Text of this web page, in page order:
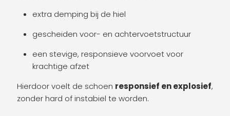
extra demping bij de hiel
gescheiden voor- en achtervoetstructuur
een stevige, responsieve voorvoet voor
krachtige afzet
Hierdoor voelt de schoen responsief en explosief,
zonder hard of instabiel te worden.